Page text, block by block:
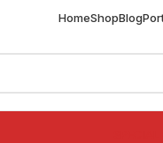
HomeShopBlog